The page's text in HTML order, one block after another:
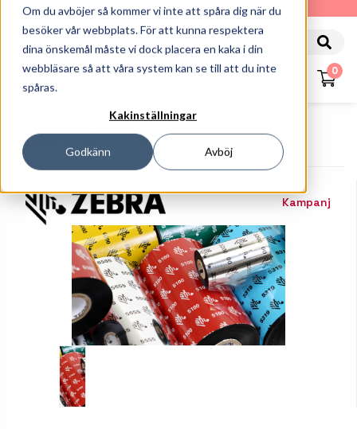
Om du avböjer så kommer vi inte att spåra dig när du
besöker vår webbplats. För att kunna respektera
dina önskemål måste vi dock placera en kaka i din
webbläsare så att våra system kan se till att du inte
spåras.
Kakinställningar
Godkänn Avböj
010-162 61 90
0
Etiketter Och Färgband
Färgband Zebra 3400 Wax/Resin
Kampanj